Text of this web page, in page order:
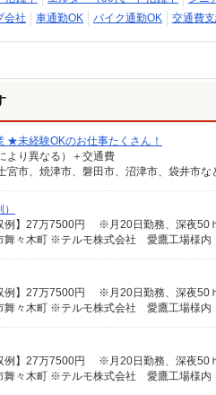
会社
車通勤OK バイク通勤OK 交通費
★未経験OKのお仕事たくさん！
より異なる）＋交通費
宮市、焼津市、磐田市、沼津市、袋井市な
舞々木町 ※テルモ株式会社 愛鷹工場様内
舞々木町 ※テルモ株式会社 愛鷹工場様内
舞々木町 ※テルモ株式会社 愛鷹工場様内